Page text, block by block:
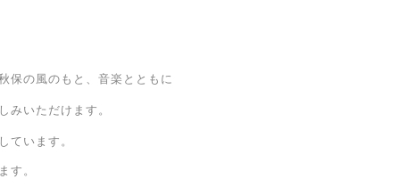
保の風のもと、音楽とともに
みいただけます。
ています。
す。